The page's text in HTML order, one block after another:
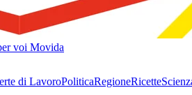
voi Movida
di LavoroPoliticaRegioneRicette